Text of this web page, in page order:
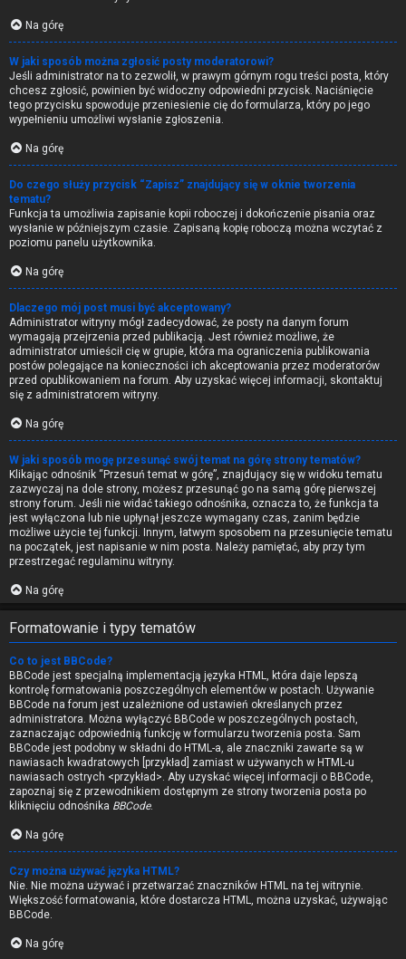
Na górę
W jaki sposób można zgłosić posty moderatorowi?
Jeśli administrator na to zezwolił, w prawym górnym rogu treści posta, który
chcesz zgłosić, powinien być widoczny odpowiedni przycisk. Naciśnięcie
tego przycisku spowoduje przeniesienie cię do formularza, który po jego
wypełnieniu umożliwi wysłanie zgłoszenia.
Na górę
Do czego służy przycisk “Zapisz” znajdujący się w oknie tworzenia
tematu?
Funkcja ta umożliwia zapisanie kopii roboczej i dokończenie pisania oraz
wysłanie w późniejszym czasie. Zapisaną kopię roboczą można wczytać z
poziomu panelu użytkownika.
Na górę
Dlaczego mój post musi być akceptowany?
Administrator witryny mógł zadecydować, że posty na danym forum
wymagają przejrzenia przed publikacją. Jest również możliwe, że
administrator umieścił cię w grupie, która ma ograniczenia publikowania
postów polegające na konieczności ich akceptowania przez moderatorów
przed opublikowaniem na forum. Aby uzyskać więcej informacji, skontaktuj
się z administratorem witryny.
Na górę
W jaki sposób mogę przesunąć swój temat na górę strony tematów?
Klikając odnośnik “Przesuń temat w górę”, znajdujący się w widoku tematu
zazwyczaj na dole strony, możesz przesunąć go na samą górę pierwszej
strony forum. Jeśli nie widać takiego odnośnika, oznacza to, że funkcja ta
jest wyłączona lub nie upłynął jeszcze wymagany czas, zanim będzie
możliwe użycie tej funkcji. Innym, łatwym sposobem na przesunięcie tematu
na początek, jest napisanie w nim posta. Należy pamiętać, aby przy tym
przestrzegać regulaminu witryny.
Na górę
Formatowanie i typy tematów
Co to jest BBCode?
BBCode jest specjalną implementacją języka HTML, która daje lepszą
kontrolę formatowania poszczególnych elementów w postach. Używanie
BBCode na forum jest uzależnione od ustawień określanych przez
administratora. Można wyłączyć BBCode w poszczególnych postach,
zaznaczając odpowiednią funkcję w formularzu tworzenia posta. Sam
BBCode jest podobny w składni do HTML-a, ale znaczniki zawarte są w
nawiasach kwadratowych [przykład] zamiast w używanych w HTML-u
nawiasach ostrych <przykład>. Aby uzyskać więcej informacji o BBCode,
zapoznaj się z przewodnikiem dostępnym ze strony tworzenia posta po
kliknięciu odnośnika BBCode.
Na górę
Czy można używać języka HTML?
Nie. Nie można używać i przetwarzać znaczników HTML na tej witrynie.
Większość formatowania, które dostarcza HTML, można uzyskać, używając
BBCode.
Na górę